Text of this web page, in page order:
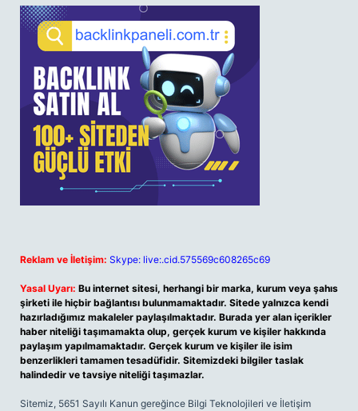
Reklam ve İletişim: Skype: live:.cid.575569c608265c69
Yasal Uyarı: Bu internet sitesi, herhangi bir marka, kurum veya şahıs
şirketi ile hiçbir bağlantısı bulunmamaktadır. Sitede yalnızca kendi
hazırladığımız makaleler paylaşılmaktadır. Burada yer alan içerikler
haber niteliği taşımamakta olup, gerçek kurum ve kişiler hakkında
paylaşım yapılmamaktadır. Gerçek kurum ve kişiler ile isim
benzerlikleri tamamen tesadüfidir. Sitemizdeki bilgiler taslak
halindedir ve tavsiye niteliği taşımazlar.
Sitemiz, 5651 Sayılı Kanun gereğince Bilgi Teknolojileri ve İletişim